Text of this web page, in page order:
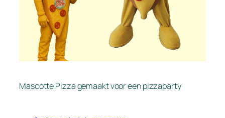
Mascotte Pizza gemaakt voor een pizzaparty